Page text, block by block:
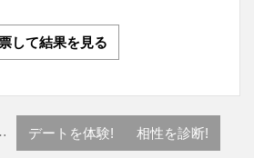
して結果を見る
デートを体験! 相性を診断!